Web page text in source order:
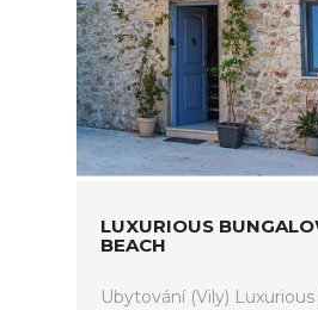
LUXURIOUS
BEACH
Ubytování (Vily)